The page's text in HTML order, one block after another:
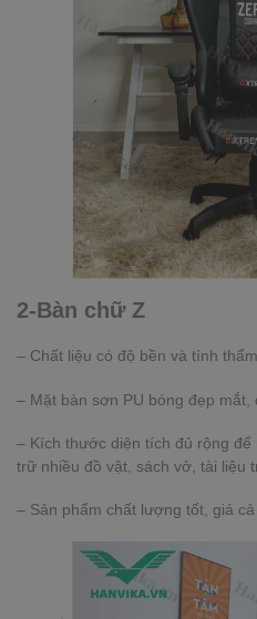
2-Bàn chữ Z
– Chất liệu có độ bền và tính
– Mặt bàn sơn PU bóng đẹp mắt,
– Kích thước diện tích đủ rộng để
trữ nhiều đồ vật, sách vở, tài liệu
– Sản phẩm chất lượng tốt, giá cả